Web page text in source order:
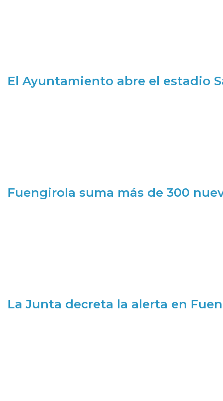
El Ayuntamiento abre el estadio
Fuengirola suma más de 300
La Junta decreta la alerta en